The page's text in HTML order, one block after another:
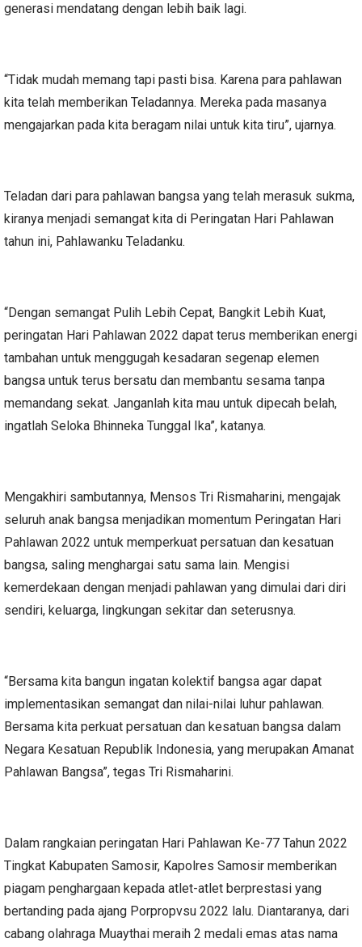
generasi mendatang dengan lebih baik lagi.
“Tidak mudah memang tapi pasti bisa. Karena para pahlawan
kita telah memberikan Teladannya. Mereka pada masanya
mengajarkan pada kita beragam nilai untuk kita tiru”, ujarnya.
Teladan dari para pahlawan bangsa yang telah merasuk sukma,
kiranya menjadi semangat kita di Peringatan Hari Pahlawan
tahun ini, Pahlawanku Teladanku.
“Dengan semangat Pulih Lebih Cepat, Bangkit Lebih Kuat,
peringatan Hari Pahlawan 2022 dapat terus memberikan energi
tambahan untuk menggugah kesadaran segenap elemen
bangsa untuk terus bersatu dan membantu sesama tanpa
memandang sekat. Janganlah kita mau untuk dipecah belah,
ingatlah Seloka Bhinneka Tunggal Ika”, katanya.
Mengakhiri sambutannya, Mensos Tri Rismaharini, mengajak
seluruh anak bangsa menjadikan momentum Peringatan Hari
Pahlawan 2022 untuk memperkuat persatuan dan kesatuan
bangsa, saling menghargai satu sama lain. Mengisi
kemerdekaan dengan menjadi pahlawan yang dimulai dari diri
sendiri, keluarga, lingkungan sekitar dan seterusnya.
“Bersama kita bangun ingatan kolektif bangsa agar dapat
implementasikan semangat dan nilai-nilai luhur pahlawan.
Bersama kita perkuat persatuan dan kesatuan bangsa dalam
Negara Kesatuan Republik Indonesia, yang merupakan Amanat
Pahlawan Bangsa”, tegas Tri Rismaharini.
Dalam rangkaian peringatan Hari Pahlawan Ke-77 Tahun 2022
Tingkat Kabupaten Samosir, Kapolres Samosir memberikan
piagam penghargaan kepada atlet-atlet berprestasi yang
bertanding pada ajang Porpropvsu 2022 lalu. Diantaranya, dari
cabang olahraga Muaythai meraih 2 medali emas atas nama